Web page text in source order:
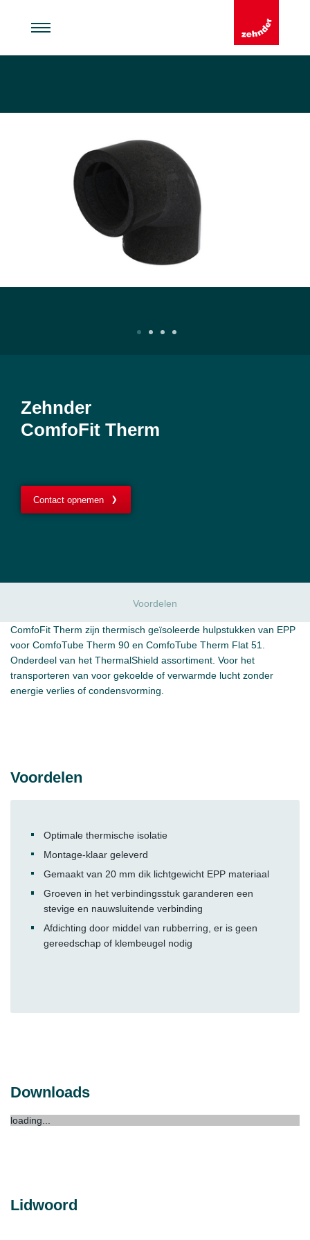
Zehnder
ComfoFit Therm
Contact opnemen
Voordelen
ComfoFit Therm zijn thermisch geïsoleerde hulpstukken van EPP
voor ComfoTube Therm 90 en ComfoTube Therm Flat 51.
Onderdeel van het ThermalShield assortiment. Voor het
transporteren van voor gekoelde of verwarmde lucht zonder
energie verlies of condensvorming.
Voordelen
Optimale thermische isolatie
Montage-klaar geleverd
Gemaakt van 20 mm dik lichtgewicht EPP materiaal
Groeven in het verbindingsstuk garanderen een
stevige en nauwsluitende verbinding
Afdichting door middel van rubberring, er is geen
gereedschap of klembeugel nodig
Downloads
loading...
Lidwoord